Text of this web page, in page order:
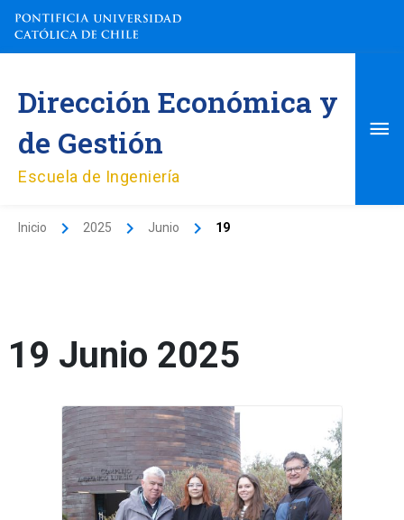
contenido
Dirección Económica y
de Gestión
Escuela de Ingeniería
Inicio 2025 Junio 19
19 Junio 2025
¿A
qué
se
dedica
el